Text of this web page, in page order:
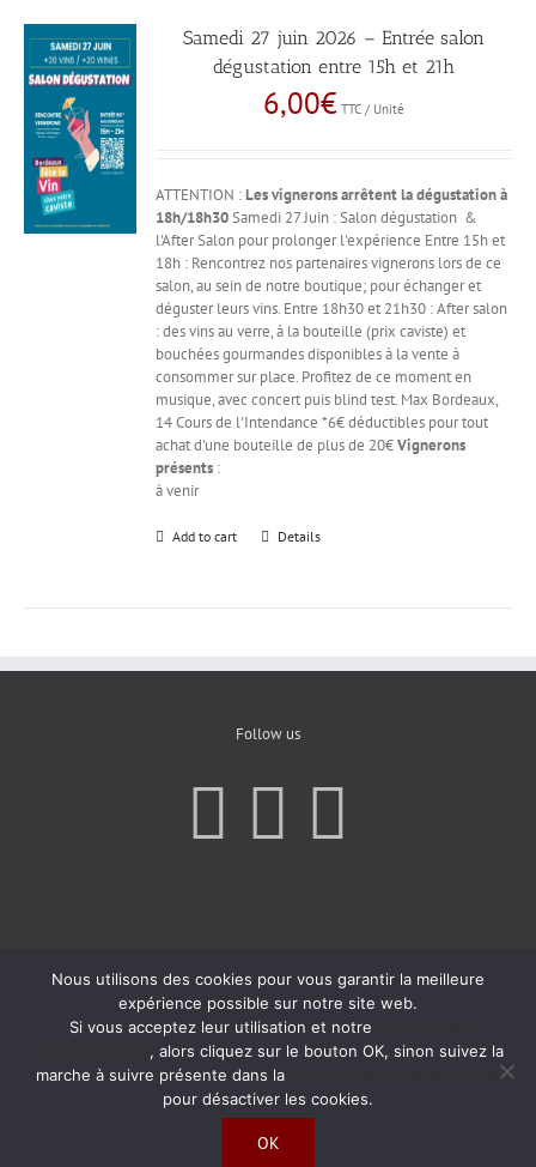
Samedi 27 juin 2026 – Entrée salon
dégustation entre 15h et 21h
6,00€ TTC / Unité
ATTENTION :Les vignerons arrêtent la dégustation à
18h/18h30Samedi 27 Juin : Salon dégustation &
l'After Salon pour prolonger l'expérience Entre 15h et
18h : Rencontrez nos partenaires vignerons lors de ce
salon, au sein de notre boutique; pour échanger et
déguster leurs vins. Entre 18h30 et 21h30 : After salon
: des vins au verre, à la bouteille (prix caviste) et
bouchées gourmandes disponibles à la vente à
consommer sur place. Profitez de ce moment en
musique, avec concert puis blind test. Max Bordeaux,
14 Cours de l'Intendance *6€ déductibles pour tout
achat d'une bouteille de plus de 20€Vignerons
présents :
à venir
Add to cart Details
Follow us
Nous utilisons des cookies pour vous garantir la meilleure
expérience possible sur notre site web.
Si vous acceptez leur utilisation et notre
, alors cliquez sur le bouton OK, sinon suivez la
marche à suivre présente dans la
pour désactiver les cookies.
OK